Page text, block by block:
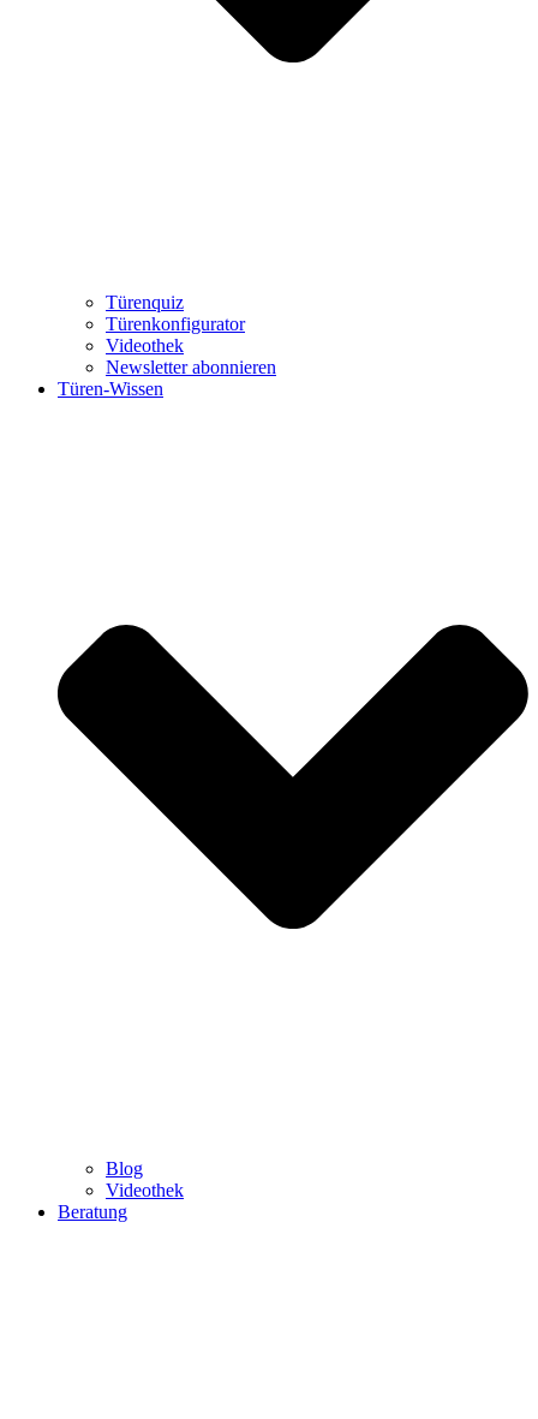
Türenquiz
Türenkonfigurator
Videothek
Newsletter abonnieren
Türen-Wissen
Blog
Videothek
Beratung